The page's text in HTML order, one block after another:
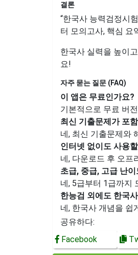
결론
“한국사 능력검정시
터 모의고사, 핵심 요
한국사 실력을 높이
요!
자주 묻는 질문 (FAQ)
이 앱은 무료인가요?
기본적으로 무료 버
최신 기출문제가 포
네, 최신 기출문제와
인터넷 없이도 사용
네, 다운로드 후 오프
초급, 중급, 고급 난
네, 5급부터 1급까지
한능검 외에도 한국
네, 한국사 개념을 쉽
공유하다:
Facebook